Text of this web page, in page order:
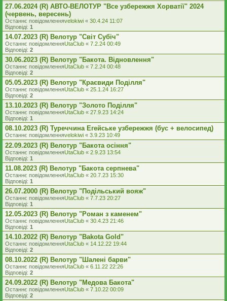
27.06.2024 (R) АВТО-ВЕЛОТУР "Все узбережжя Хорватії" 2024
(червень, вересень)
Останнє повідомленняvelokiwi « 30.4.24 11:07
Відповіді: 1
14.07.2023 (R) Велотур "Світ Субіч"
Останнє повідомленняUtaClub « 7.2.24 00:49
Відповіді: 2
30.06.2023 (R) Велотур "Бакота. Відновлення"
Останнє повідомленняUtaClub « 7.2.24 00:48
Відповіді: 2
05.05.2023 (R) Велотур "Краєвиди Поділля"
Останнє повідомленняUtaClub « 25.1.24 16:27
Відповіді: 2
13.10.2023 (R) Велотур "Золото Поділля"
Останнє повідомленняUtaClub « 27.9.23 14:24
Відповіді: 1
08.10.2023 (R) Туреччина Егейське узбережжя (бус + велосипед)
Останнє повідомленняvelokiwi « 3.9.23 10:49
22.09.2023 (R) Велотур "Бакота осіння"
Останнє повідомленняUtaClub « 2.9.23 13:54
Відповіді: 1
11.08.2023 (R) Велотур "Бакота серпнева"
Останнє повідомленняUtaClub « 20.7.23 15:30
Відповіді: 1
26.07.2000 (R) Велотур "Подільський вояж"
Останнє повідомленняUtaClub « 7.7.23 20:27
Відповіді: 1
12.05.2023 (R) Велотур "Роман з каменем"
Останнє повідомленняUtaClub « 30.4.23 21:46
Відповіді: 1
14.10.2022 (R) Велотур "Bakota Gold"
Останнє повідомленняUtaClub « 14.12.22 19:44
Відповіді: 2
08.10.2022 (R) Велотур "Шалені барви"
Останнє повідомленняUtaClub « 6.11.22 22:26
Відповіді: 2
24.09.2022 (R) Велотур "Медова Бакота"
Останнє повідомленняUtaClub « 7.10.22 00:09
Відповіді: 2